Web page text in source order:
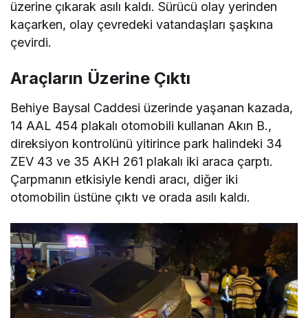
üzerine çıkarak asılı kaldı. Sürücü olay yerinden
kaçarken, olay çevredeki vatandaşları şaşkına
çevirdi.
Araçların Üzerine Çıktı
Behiye Baysal Caddesi üzerinde yaşanan kazada,
14 AAL 454 plakalı otomobili kullanan Akın B.,
direksiyon kontrolünü yitirince park halindeki 34
ZEV 43 ve 35 AKH 261 plakalı iki araca çarptı.
Çarpmanın etkisiyle kendi aracı, diğer iki
otomobilin üstüne çıktı ve orada asılı kaldı.